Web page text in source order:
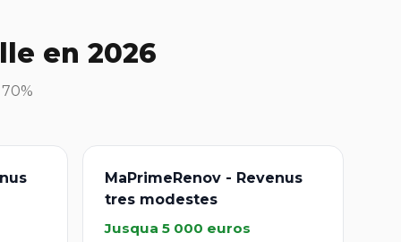
en 2026
MaPrimeRenov - Revenus
tres modestes
Jusqua 5 000 euros